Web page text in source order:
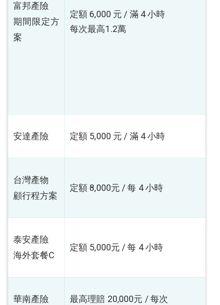
富邦產險
期間限定方
案
定額 6,000 元 / 滿 4 小時
每次最高1.2萬
安達產險 定額 5,000 元 / 滿 4 小時
台灣產物
顧行程方案
定額 8,000元 / 每 4 小時
泰安產險
海外套餐C
定額 5,000元 / 每 4 小時
華南產險 最高理賠 20,000元 / 每次